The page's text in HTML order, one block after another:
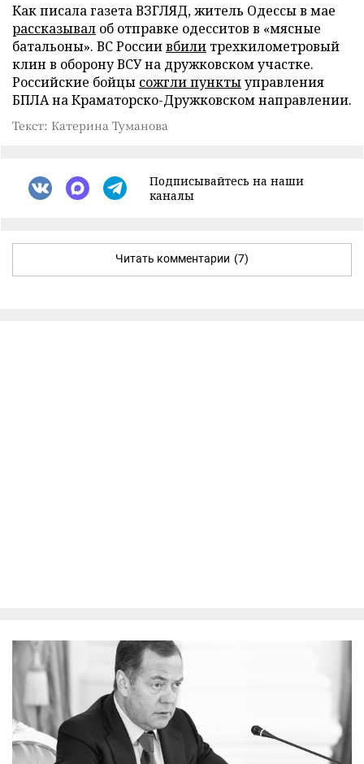
Как писала газета ВЗГЛЯД, житель Одессы в мае
рассказывал об отправке одесситов в «мясные
батальоны». ВС Россиивбили трехкилометровый
клин в оборону ВСУ на дружковском участке.
Российские бойцы сожгли пунктыуправления
БПЛА на Краматорско-Дружковском направлении.
Текст: Катерина Туманова
Подписывайтесь на наши
каналы
Читать комментарии (7)